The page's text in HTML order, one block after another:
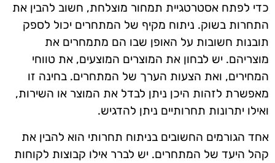
כדי לפתח אסטרטגיית תמחור מוצלחת, חשוב להבין את
התחרות בשוק. ניתוח מקיף של המתחרים יכול לספק
תובנות חשובות על האופן שבו הם מתמחרים את
מוצריהם. יש לבחון את המוצרים המוצעים, את טווחי
המחירים, ואת הצעות הערך של המתחרים. בחינה זו
מאפשרת לזהות היכן ניתן לבדל את המוצר או השירות,
ואילו יתרונות תחרותיים ניתן להדגיש.
אחד הגורמים החשובים בניתוח תחרותי הוא להבין את
קהל היעד של המתחרים. יש לברר אילו קבוצות לקוחות